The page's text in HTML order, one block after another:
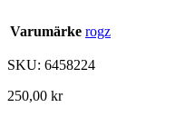
Varumärke rogz
SKU: 6458224
250,00 kr